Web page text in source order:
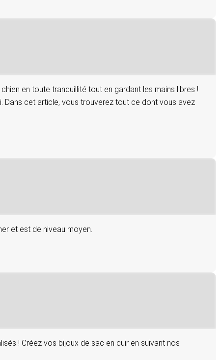
en toute tranquillité tout en gardant les mains libres !
Dans cet article, vous trouverez tout ce dont vous avez
et est de niveau moyen.
! Créez vos bijoux de sac en cuir en suivant nos